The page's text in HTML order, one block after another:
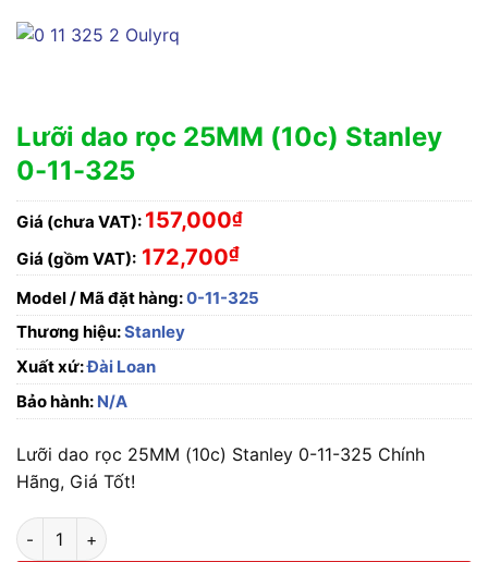
Lưỡi dao rọc 25MM (10c) Stanley
0-11-325
Giá (chưa VAT): 157,000₫
Giá (gồm VAT): 172,700₫
Model / Mã đặt hàng:0-11-325
Thương hiệu:Stanley
Xuất xứ:Đài Loan
Bảo hành: N/A
Lưỡi dao rọc 25MM (10c) Stanley 0-11-325 Chính
Hãng, Giá Tốt!
Lưỡi dao rọc 25MM (10c) Stanley 0-11-325 số lượng